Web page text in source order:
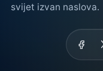
svijet izvan naslova.